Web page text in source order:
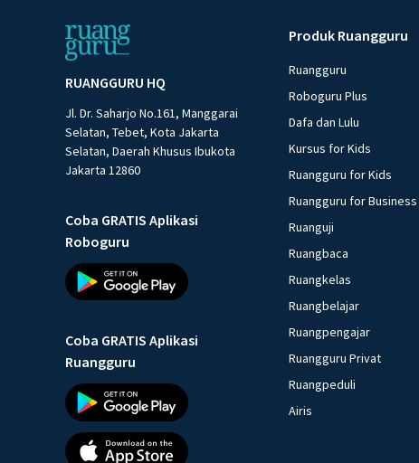
RUANGGURU HQ
Jl. Dr. Saharjo No.161, Manggarai
Selatan, Tebet, Kota Jakarta
Selatan, Daerah Khusus Ibukota
Jakarta 12860
Coba GRATIS Aplikasi
Roboguru
Coba GRATIS Aplikasi
Ruangguru
Produk Ruangguru
Ruangguru
Roboguru Plus
Dafa dan Lulu
Kursus for Kids
Ruangguru for Kids
Ruangguru for Business
Ruanguji
Ruangbaca
Ruangkelas
Ruangbelajar
Ruangpengajar
Ruangguru Privat
Ruangpeduli
Airis